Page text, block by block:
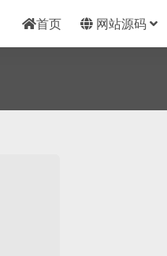
首页 网站源码